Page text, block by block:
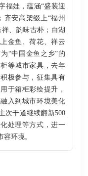
福娃，蕴涵“盛装迎
齐安高架缀上“福州
、韵味古朴；白湖
金鱼、荷花、祥云
“中国金鱼之乡”的
等城市家具，去年
极参与，征集具有
于箱柜彩绘提升，
入到城市环境美化
次干道继续翻新500
处理等方式，进一
环境。